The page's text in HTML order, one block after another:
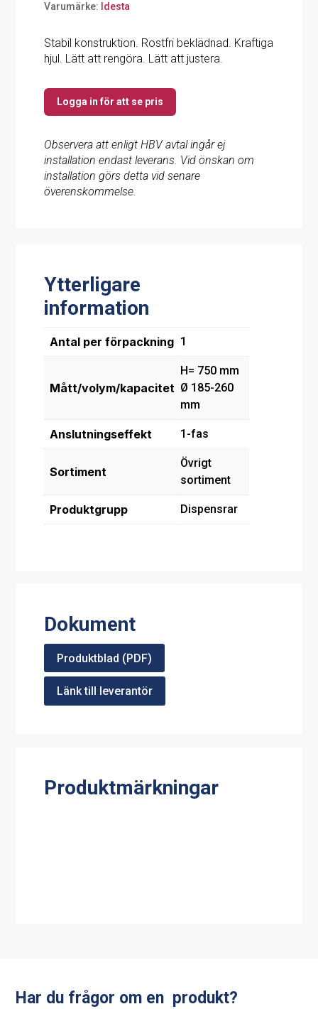
Varumärke: Idesta
Stabil konstruktion. Rostfri beklädnad. Kraftiga
hjul. Lätt att rengöra. Lätt att justera.
Logga in för att se pris
Observera att enligt HBV avtal ingår ej
installation endast leverans. Vid önskan om
installation görs detta vid senare
överenskommelse.
Ytterligare
information
Antal per förpackning 1
Mått/volym/kapacitet
H= 750 mm
Ø 185-260
mm
Anslutningseffekt 1-fas
Sortiment
Övrigt
sortiment
Produktgrupp Dispensrar
Dokument
Produktblad (PDF)
Länk till leverantör
Produktmärkningar
Har du frågor om en produkt?